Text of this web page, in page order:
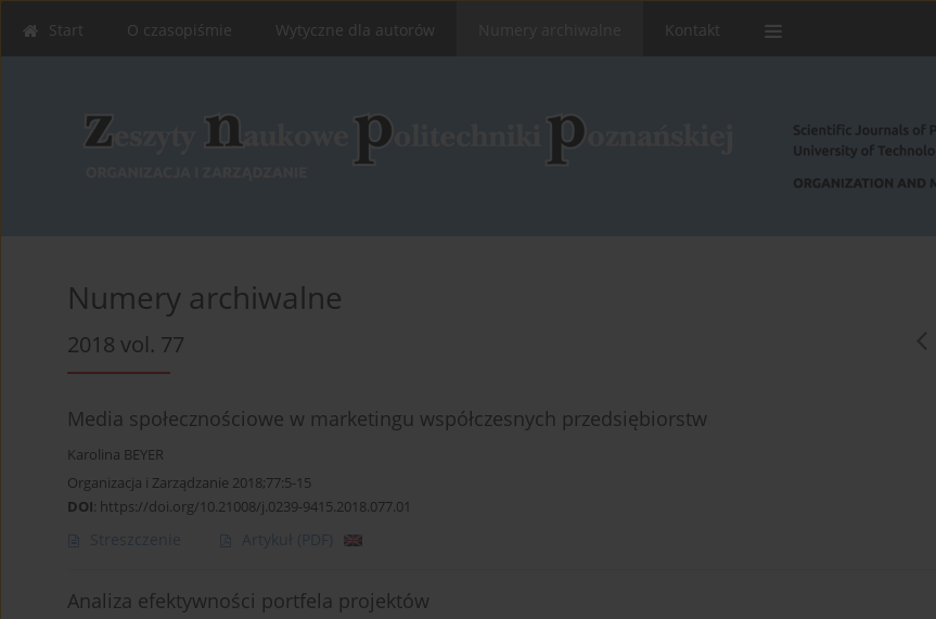
Start O czasopiśmie Wytyczne dla autorów Kontakt
Numery archiwalne
2018 vol. 77
Media społecznościowe w marketingu współczesnych przedsiębiorstw
Karolina BEYER
Organizacja i Zarządzanie 2018;77:5-15
DOI: https://doi.org/10.21008/j.0239-9415.2018.077.01
Streszczenie Artykuł (PDF)
Analiza efektywności portfela projektów